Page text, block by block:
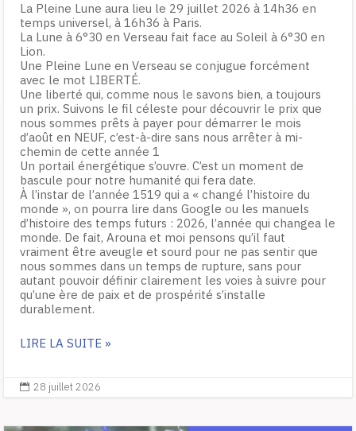
La Pleine Lune aura lieu le 29 juillet 2026 à 14h36 en
temps universel, à 16h36 à Paris.
La Lune à 6°30 en Verseau fait face au Soleil à 6°30 en
Lion.
Une Pleine Lune en Verseau se conjugue forcément
avec le mot LIBERTÉ.
Une liberté qui, comme nous le savons bien, a toujours
un prix. Suivons le fil céleste pour découvrir le prix que
nous sommes prêts à payer pour démarrer le mois
d’août en NEUF, c’est-à-dire sans nous arrêter à mi-
chemin de cette année 1
Un portail énergétique s’ouvre. C’est un moment de
bascule pour notre humanité qui fera date.
À l’instar de l’année 1519 qui a « changé l’histoire du
monde », on pourra lire dans Google ou les manuels
d’histoire des temps futurs : 2026, l’année qui changea le
monde. De fait, Arouna et moi pensons qu’il faut
vraiment être aveugle et sourd pour ne pas sentir que
nous sommes dans un temps de rupture, sans pour
autant pouvoir définir clairement les voies à suivre pour
qu’une ère de paix et de prospérité s’installe
durablement.
LIRE LA SUITE »
 28 juillet 2026